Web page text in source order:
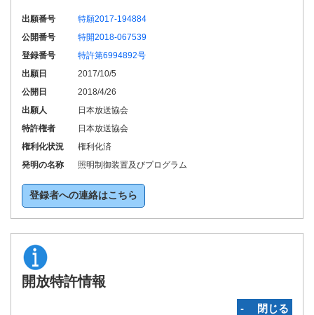
出願番号
特願2017-194884
公開番号
特開2018-067539
登録番号
特許第6994892号
出願日
2017/10/5
公開日
2018/4/26
出願人
日本放送協会
特許権者
日本放送協会
権利化状況
権利化済
発明の名称
照明制御装置及びプログラム
登録者への連絡はこちら
開放特許情報
‐ 閉じる